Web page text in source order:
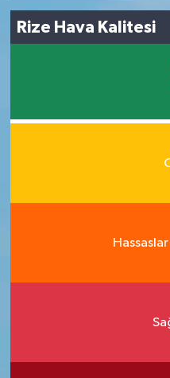
Rize Hava Kalitesi
Hassaslar